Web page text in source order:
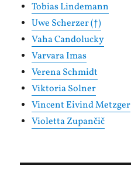
Tobias Lindemann
Uwe Scherzer (†)
Vaha Candolucky
Varvara Imas
Verena Schmidt
Viktoria Solner
Vincent Eivind Metzger
Violetta Zupančič